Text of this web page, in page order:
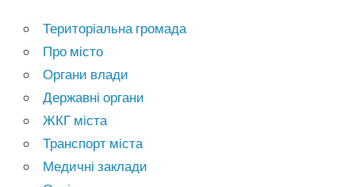
Територіальна громада
Про місто
Органи влади
Державні органи
ЖКГ міста
Транспорт міста
Медичні заклади